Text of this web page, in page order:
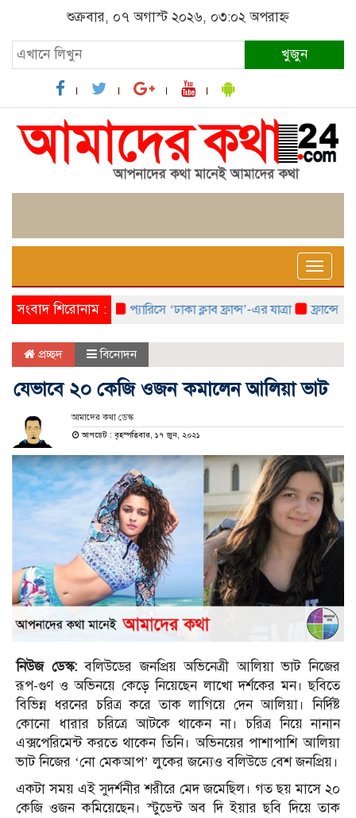
শুক্রবার, ০৭ অগাস্ট ২০২৬, ০৩:০২ অপরাহ্ন
খুজুন
Toggle
সংবাদ শিরোনাম :প্যারিসে ‘ঢাকা ক্লাব ফ্রান্স’-এর যাত্রা ফ্রান্সে
প্রচ্ছদ বিনোদন
যেভাবে ২০ কেজি ওজন কমালেন আলিয়া ভাট
আমাদের কথা ডেস্ক
আপডেট : বৃহস্পতিবার, ১৭ জুন, ২০২১
নিউজ ডেস্ক:বলিউডের জনপ্রিয় অভিনেত্রী আলিয়া ভাট নিজের
রূপ-গুণ ও অভিনয়ে কেড়ে নিয়েছেন লাখো দর্শকের মন। ছবিতে
বিভিন্ন ধরনের চরিত্র করে তাক লাগিয়ে দেন আলিয়া। নির্দিষ্ট
কোনো ধারার চরিত্রে আটকে থাকেন না। চরিত্র নিয়ে নানান
এক্সপেরিমেন্ট করতে থাকেন তিনি। অভিনয়ের পাশাপাশি আলিয়া
ভাট নিজের ‘নো মেকআপ’ লুকের জন্যেও বলিউডে বেশ জনপ্রিয়।
একটা সময় এই সুদর্শনীর শরীরে মেদ জমেছিল। গত ছয় মাসে ২০
কেজি ওজন কমিয়েছেন। স্টুডেন্ট অব দি ইয়ার ছবি দিয়ে তাক